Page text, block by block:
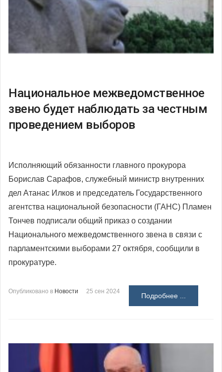
Национальное межведомственное
звено будет наблюдать за честным
проведением выборов
Исполняющий обязанности главного прокурора
Борислав Сарафов, служебный министр внутренних
дел Атанас Илков и председатель Государственного
агентства национальной безопасности (ГАНС) Пламен
Тончев подписали общий приказ о создании
Национального межведомственного звена в связи с
парламентскими выборами 27 октября, сообщили в
прокуратуре.
Опубликовано в Новости 25 сен 2024
Подробнее ...